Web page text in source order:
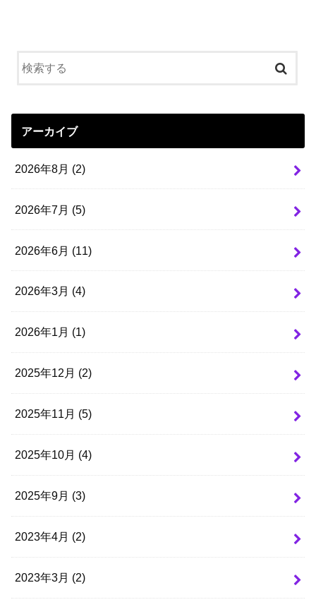
アーカイブ
2026年8月 (2)
2026年7月 (5)
2026年6月 (11)
2026年3月 (4)
2026年1月 (1)
2025年12月 (2)
2025年11月 (5)
2025年10月 (4)
2025年9月 (3)
2023年4月 (2)
2023年3月 (2)